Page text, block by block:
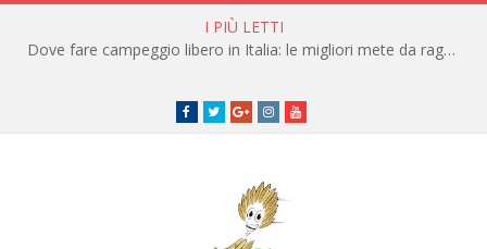
I PIÙ LETTI
Dove fare campeggio libero in Italia: le migliori mete da raggiungere in traghetto
Facebook
TwitterGoogle+instagramyoutube